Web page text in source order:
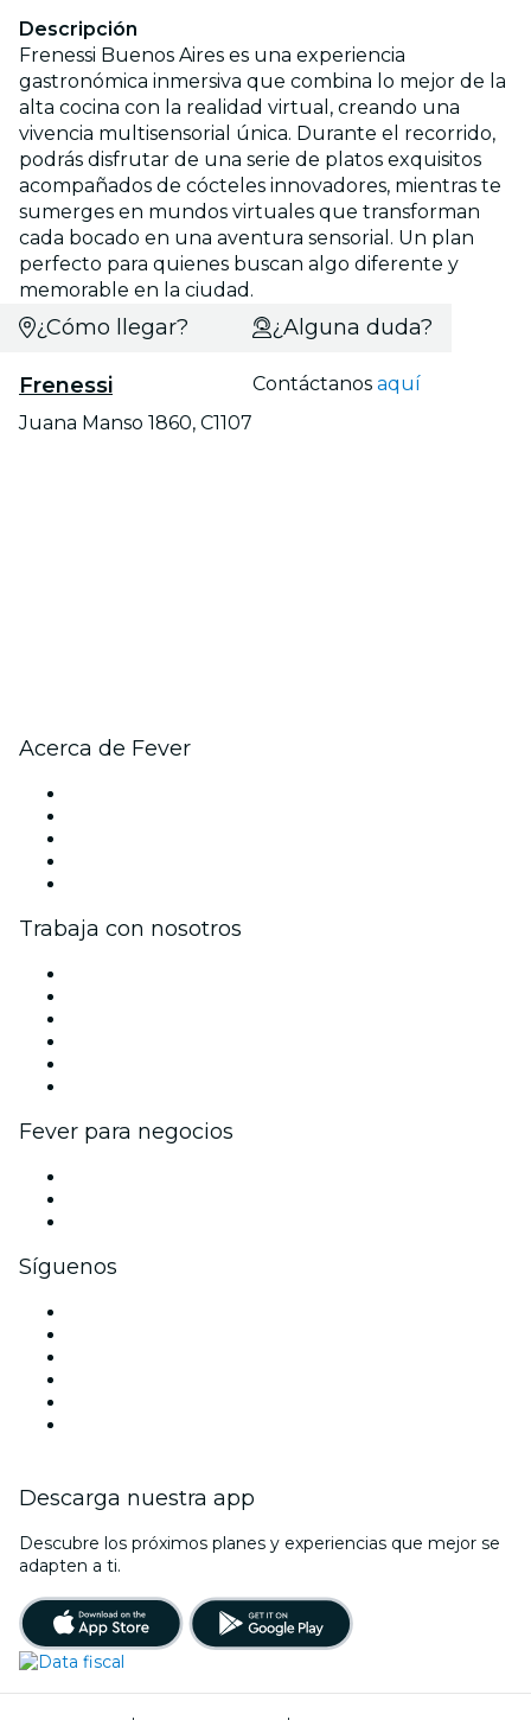
Descripción
Frenessi Buenos Aires es una experiencia
gastronómica inmersiva que combina lo mejor de la
alta cocina con la realidad virtual, creando una
vivencia multisensorial única. Durante el recorrido,
podrás disfrutar de una serie de platos exquisitos
acompañados de cócteles innovadores, mientras te
sumerges en mundos virtuales que transforman
cada bocado en una aventura sensorial. Un plan
perfecto para quienes buscan algo diferente y
memorable en la ciudad.
¿Cómo llegar?
Frenessi
Juana Manso 1860, C1107
¿Alguna duda?
Contáctanos aquí
Acerca de Fever
Trabaja con nosotros
Fever para negocios
Síguenos
Descarga nuestra app
Descubre los próximos planes y experiencias que mejor se
adapten a ti.